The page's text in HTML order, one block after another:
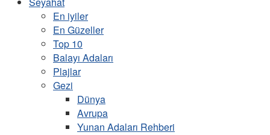
En iyiler
En Güzeller
Top 10
Balayı Adaları
Plajlar
Gezi
Dünya
Avrupa
Yunan Adaları Rehberi